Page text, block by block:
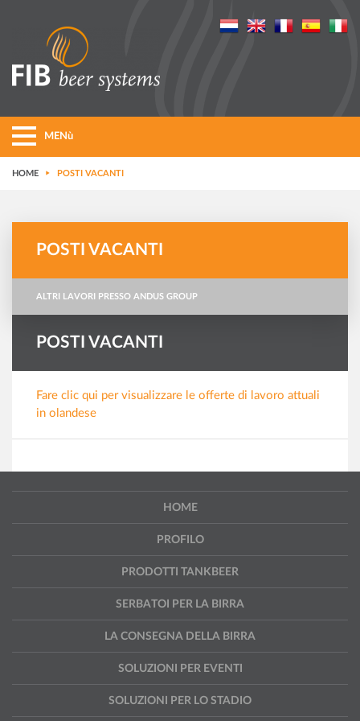
MENù
HOME POSTI VACANTI
POSTI VACANTI
ALTRI LAVORI PRESSO ANDUS GROUP
POSTI VACANTI
Fare clic qui per visualizzare le offerte di lavoro attuali
in olandese
HOME
PROFILO
PRODOTTI TANKBEER
SERBATOI PER LA BIRRA
LA CONSEGNA DELLA BIRRA
SOLUZIONI PER EVENTI
SOLUZIONI PER LO STADIO